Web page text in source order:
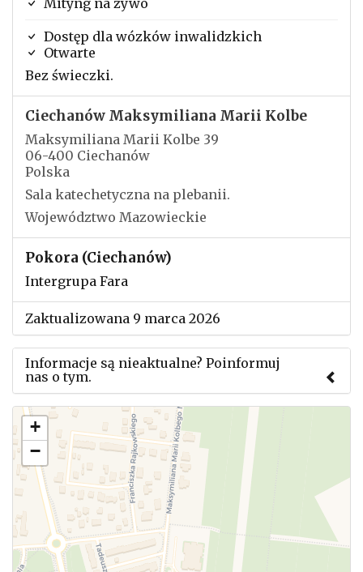
Mityng na żywo
Dostęp dla wózków inwalidzkich
Otwarte
Bez świeczki.
Ciechanów Maksymiliana Marii Kolbe
Maksymiliana Marii Kolbe 39
06-400 Ciechanów
Polska
Sala katechetyczna na plebanii.
Województwo Mazowieckie
Pokora (Ciechanów)
Intergrupa Fara
Zaktualizowana 9 marca 2026
Informacje są nieaktualne? Poinformuj
nas o tym.
Użyj tego formularza aby przesłać informację o
zmianach w powyższym mityngu.
+
−